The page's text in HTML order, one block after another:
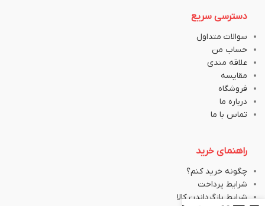
دسترسی سریع
سوالات متداول
حساب من
علاقه مندی
مقایسه
فروشگاه
درباره ما
تماس با ما
راهنمای خرید
چگونه خرید کنم؟
شرایط پرداخت
شرایط بازگرداندن کالا